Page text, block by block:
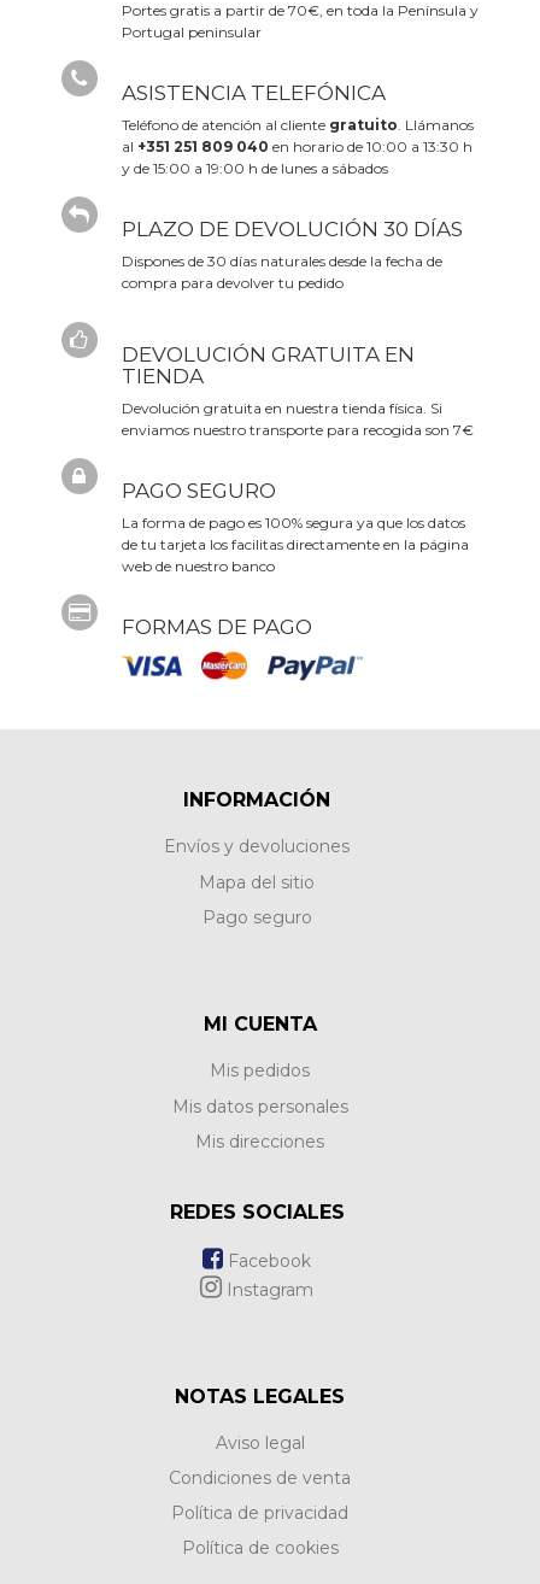
Portes gratis a partir de 70€, en toda la Península y
Portugal peninsular
ASISTENCIA TELEFÓNICA
Teléfono de atención al cliente gratuito. Llámanos
al +351 251 809 040 en horario de 10:00 a 13:30 h
y de 15:00 a 19:00 h de lunes a sábados
PLAZO DE DEVOLUCIÓN 30 DÍAS
Dispones de 30 días naturales desde la fecha de
compra para devolver tu pedido
DEVOLUCIÓN GRATUITA EN
TIENDA
Devolución gratuita en nuestra tienda física. Si
enviamos nuestro transporte para recogida son 7€
PAGO SEGURO
La forma de pago es 100% segura ya que los datos
de tu tarjeta los facilitas directamente en la página
web de nuestro banco
FORMAS DE PAGO
INFORMACIÓN
Envíos y devoluciones
Mapa del sitio
Pago seguro
MI CUENTA
Mis pedidos
Mis datos personales
Mis direcciones
REDES SOCIALES
Facebook
Instagram
NOTAS LEGALES
Aviso legal
Condiciones de venta
Política de privacidad
Política de cookies